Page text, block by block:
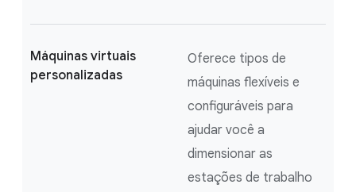
Máquinas virtuais
personalizadas
Oferece tipos de
máquinas flexíveis e
configuráveis para
ajudar você a
dimensionar as
estações de trabalho